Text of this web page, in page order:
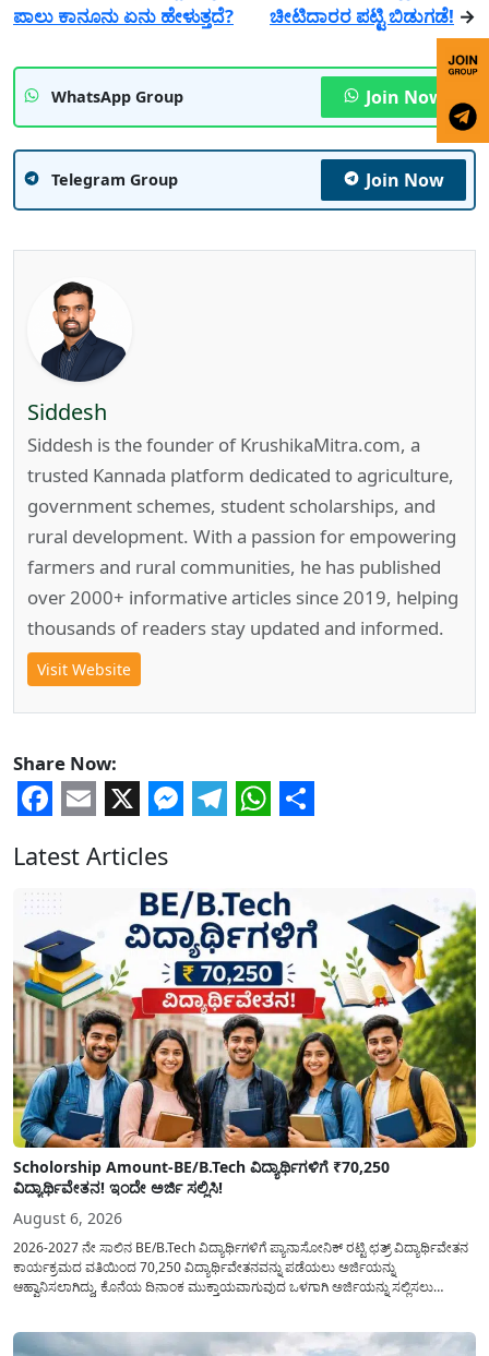
ಪಾಲು ಕಾನೂನು ಏನು ಹೇಳುತ್ತದೆ?
ಚೀಟಿದಾರರ ಪಟ್ಟಿ ಬಿಡುಗಡೆ! →
WhatsApp Group Join Now
Telegram Group Join Now
Siddesh
Siddesh is the founder of KrushikaMitra.com, a
trusted Kannada platform dedicated to agriculture,
government schemes, student scholarships, and
rural development. With a passion for empowering
farmers and rural communities, he has published
over 2000+ informative articles since 2019, helping
thousands of readers stay updated and informed.
Visit Website
Share Now:
Latest Articles
Scholorship Amount-BE/B.Tech ವಿದ್ಯಾರ್ಥಿಗಳಿಗೆ ₹70,250
ವಿದ್ಯಾರ್ಥಿವೇತನ! ಇಂದೇ ಅರ್ಜಿ ಸಲ್ಲಿಸಿ!
August 6, 2026
2026-2027 ನೇ ಸಾಲಿನ BE/B.Tech ವಿದ್ಯಾರ್ಥಿಗಳಿಗೆ ಪ್ಯಾನಾಸೋನಿಕ್ ರಟ್ಟಿ ಛತ್ರ್ ವಿದ್ಯಾರ್ಥಿವೇತನ
ಕಾರ್ಯಕ್ರಮದ ವತಿಯಿಂದ 70,250 ವಿದ್ಯಾರ್ಥಿವೇತನವನ್ನು ಪಡೆಯಲು ಅರ್ಜಿಯನ್ನು
ಆಹ್ವಾನಿಸಲಾಗಿದ್ದು, ಕೊನೆಯ ದಿನಾಂಕ ಮುಕ್ತಾಯವಾಗುವುದ ಒಳಗಾಗಿ ಅರ್ಜಿಯನ್ನು ಸಲ್ಲಿಸಲು
ಜಾರಿಗೆ...